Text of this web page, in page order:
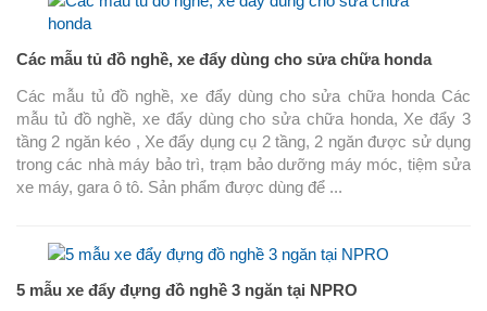
Các mẫu tủ đồ nghề, xe đẩy dùng cho sửa chữa honda
Các mẫu tủ đồ nghề, xe đẩy dùng cho sửa chữa honda Các
mẫu tủ đồ nghề, xe đẩy dùng cho sửa chữa honda, Xe đẩy 3
tầng 2 ngăn kéo , Xe đẩy dụng cụ 2 tầng, 2 ngăn được sử dụng
trong các nhà máy bảo trì, trạm bảo dưỡng máy móc, tiệm sửa
xe máy, gara ô tô. Sản phẩm được dùng để ...
5 mẫu xe đẩy đựng đồ nghề 3 ngăn tại NPRO